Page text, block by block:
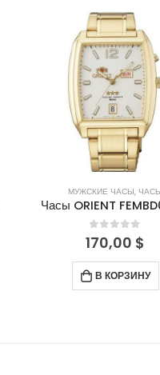
МУЖСКИЕ ЧАСЫ,
Часы ORIENT
0out of 5
170,00 $
В КОРЗИНУ